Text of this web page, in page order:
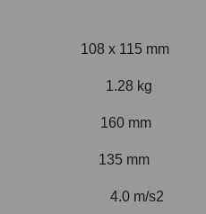
108 x 115 mm
1.28 kg
mm
mm
4.0 m/s2